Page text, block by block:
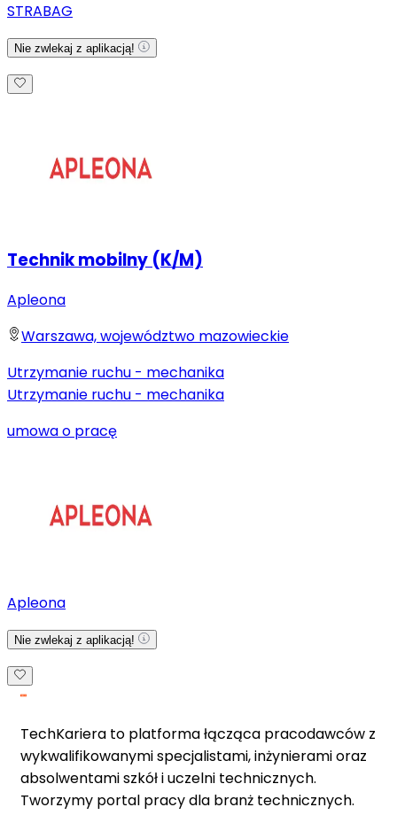
STRABAG
Nie zwlekaj z aplikacją!
Technik mobilny (K/M)
Apleona
Warszawa, województwo mazowieckie
Utrzymanie ruchu - mechanika
Utrzymanie ruchu - mechanika
umowa o pracę
Apleona
Nie zwlekaj z aplikacją!
TechKariera to platforma łącząca pracodawców z
wykwalifikowanymi specjalistami, inżynierami oraz
absolwentami szkół i uczelni technicznych.
Tworzymy portal pracy dla branż technicznych.